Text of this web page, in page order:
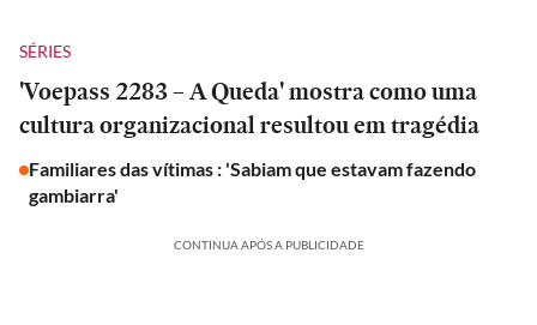
SÉRIES
'Voepass 2283 – A Queda' mostra como uma
cultura organizacional resultou em tragédia
Familiares das vítimas : 'Sabiam que estavam fazendo
gambiarra'
CONTINUA APÓS A PUBLICIDADE